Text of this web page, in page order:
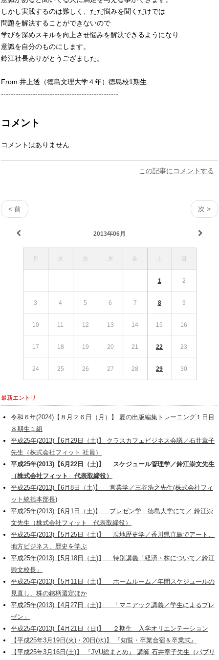
しかし実践するのは難しく、ただ悩みを聞くだけでは
問題を解決することができないので
学びを深めスキルを向上させ悩みを解決できるようになり
意識を自分のものにします。
鈴江社長ありがとうござました。
From:井上透（徳島文理大学４年）徳島校1期生
------------------------------------------------
コメント
コメントはありません
この記事にコメントする
< 前 次 >
2013年06月
月 火 水 木 金 土 日
1 2
3 4 5 6 7 8 9
10 11 12 13 14 15 16
17 18 19 20 21 22 23
24 25 26 27 28 29 30
最新エントリ
令和６年(2024)【８月２６日（月）】 夏の出版編集トレーニング１日目
８期生１組
平成25年(2013)【6月29日（土)】 クラスカフェビジネス会議／石井章子
先生（株式会社フィット 社員）
平成25年(2013)【6月22日（土)】 スケジュール管理学／鈴江崇文先生
（株式会社フィット 代表取締役）
平成25年(2013)【6月8日（土)】 営業学／三谷浩之先生(株式会社フィ
ット統括本部長)
平成25年(2013)【6月1日（土)】 プレゼン学 徳島大学にて／ 鈴江崇
文先生（株式会社フィット 代表取締役）
平成25年(2013)【5月25日（土)】 現地歴史学／香川県直島でアート、
地方ビジネス、歴史を学ぶ
平成25年(2013)【5月18日（土)】 特別講義「経済・株について／鈴江
崇文校長」
平成25年(2013)【5月11日（土)】 ホームルーム／年間スケジュールの
見直し、株の銘柄選定ほか
平成25年(2013)【4月27日（土)】 「マニアック講義／学生によるプレ
ゼン」
平成25年(2013)【4月21日（日)】 ２期生 入学オリエンテーション
【平成25年3月19日(火)・20日(水)】 『知覧・卒業合宿＆卒業式』
【平成25年3月16日(土)】 『JVU総まとめ』 講師 石井章子先生（パブリ